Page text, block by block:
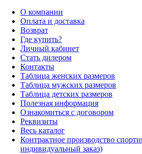
О компании
Оплата и доставка
Возврат
Где купить?
Личный кабинет
Стать дилером
Контакты
Таблица женских размеров
Таблица мужских размеров
Таблица детских размеров
Полезная информация
Ознакомиться с договором
Реквизиты
Весь каталог
Контрактное производство
индивидуальный заказ)